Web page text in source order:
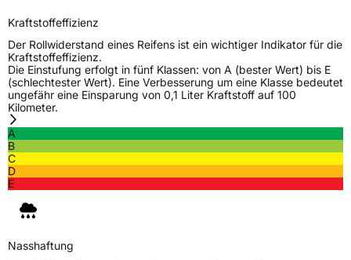
ZustandNeureifen
VerstärktXL
EU Label
Kraftstoffeffizienz
Der Rollwiderstand eines Reifens ist ein wichtiger Indikator für die
Kraftstoffeffizienz.
Die Einstufung erfolgt in fünf Klassen: von A (bester Wert) bis E
(schlechtester Wert). Eine Verbesserung um eine Klasse bedeutet
ungefähr eine Einsparung von 0,1 Liter Kraftstoff auf 100
Kilometer.
A
B
C
D
E
Nasshaftung